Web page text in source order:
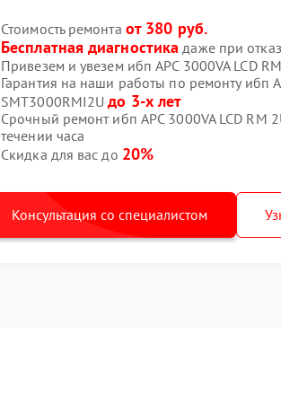
Стоимость ремонта от 380 руб.
Бесплатная диагностика даже при
Привезем и увезем ибп APC 3000VA LCD
Гарантия на наши работы по ремонту ибп
SMT3000RMI2Uдо 3-х лет
Срочный ремонт ибп APC 3000VA LCD RM
течении часа
Скидка для вас до 20%
Консультация со специалистом